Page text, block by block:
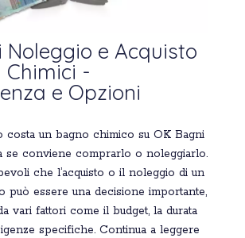
Noleggio e Acquisto
Chimici -
e Opzioni
costa un bagno chimico su OK Bagni
se conviene comprarlo o noleggiarlo.
che l’acquisto o il noleggio di un
può essere una decisione importante,
vari fattori come il budget, la durata
specifiche. Continua a leggere